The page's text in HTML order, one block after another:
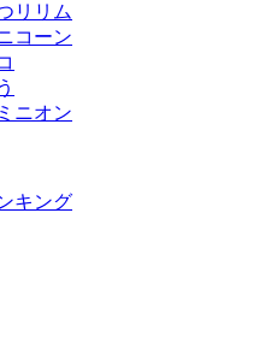
リリム
コーン
ニオン
キング